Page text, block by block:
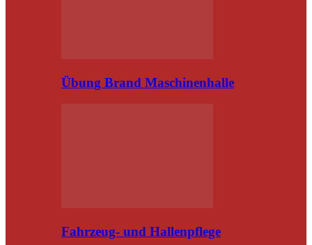
Übung Brand Maschinenhalle
Fahrzeug- und Hallenpflege